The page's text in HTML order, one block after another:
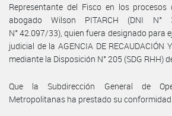
Representante del Fisco en los procesos
abogado Wilson PITARCH (DNI N°
N° 42.097/33), quien fuera designado para
judicial de la AGENCIA DE RECAUDACIÓN
mediante la Disposición N° 205 (SDG RHH)
Que la Subdirección General de
Metropolitanas ha prestado su conformidad.